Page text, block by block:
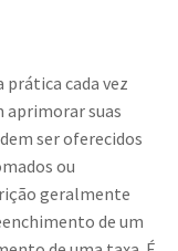
prática cada vez
aprimorar suas
ser oferecidos
ou
geralmente
de um